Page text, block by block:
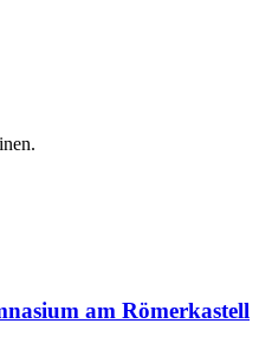
am Römerkastell